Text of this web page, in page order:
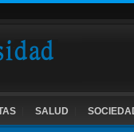
SALUD